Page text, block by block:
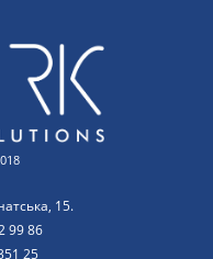
15.
99 86
25